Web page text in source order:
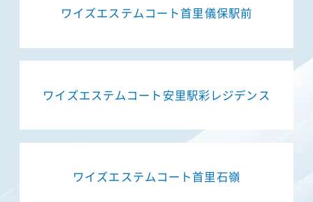
ワイズエステムコート首里儀保駅前
ワイズエステムコート安里駅彩レジデンス
ワイズエステムコート首里石嶺